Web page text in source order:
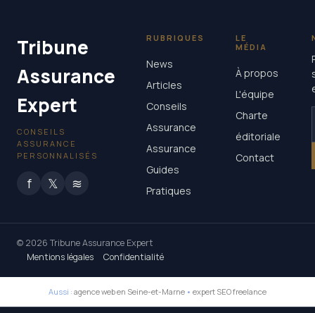
Tribune
Assurance
Expert
CONSEILS
ASSURANCE
PERSONNALISÉS
f 𝕏 ≋
RUBRIQUES
News
Articles
Conseils
Assurance
Assurance
Guides
Pratiques
LE
MÉDIA
À propos
L'équipe
Charte
éditoriale
Contact
© 2026 Tribune Assurance Expert
Mentions légales
Confidentialité
Aussi : agence web en Seine-et-Marne • expert SEO freelance